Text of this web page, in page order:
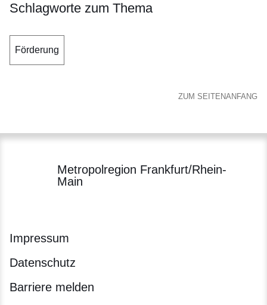
Schlagworte zum Thema
Förderung
ZUM SEITENANFANG
Metropolregion Frankfurt/Rhein-
Main
Impressum
Datenschutz
Barriere melden